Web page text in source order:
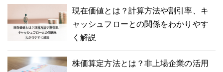
現在価値とは？計算方法や割引率、キ
ャッシュフローとの関係をわかりやす
く解説
株価算定方法とは？非上場企業の活用